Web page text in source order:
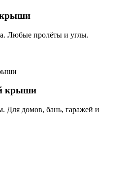
крыши
Любые пролёты и углы.
крыши
Для домов, бань, гаражей и